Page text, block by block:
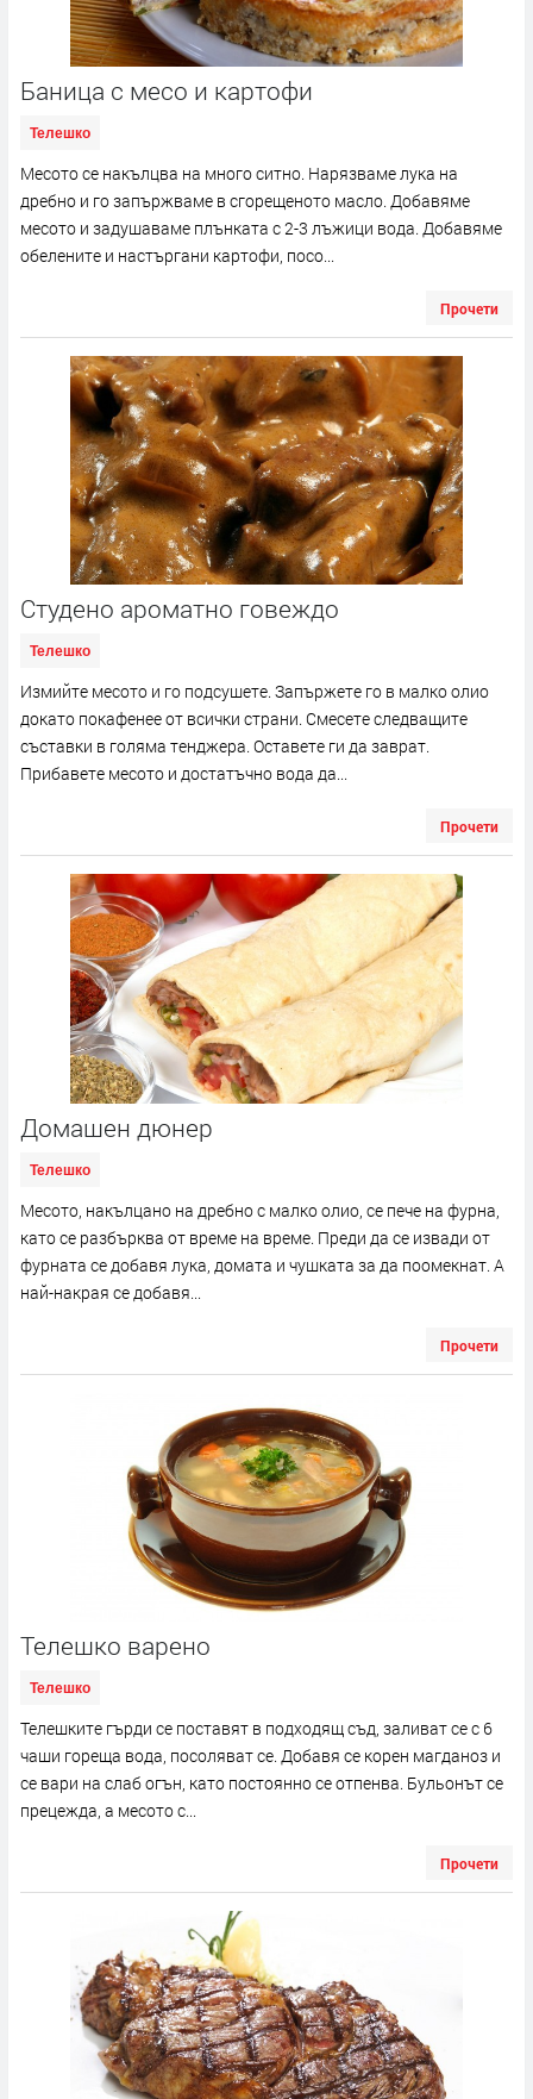
Баница с месо и картофи
Телешко
Месото се накълцва на много ситно. Нарязваме лука на
дребно и го запържваме в сгорещеното масло. Добавяме
месото и задушаваме плънката с 2-3 лъжици вода. Добавяме
обелените и настъргани картофи, посо...
Прочети
Студено ароматно говеждо
Телешко
Измийте месото и го подсушете. Запържете го в малко олио
докато покафенее от всички страни. Смесете следващите
съставки в голяма тенджера. Оставете ги да заврат.
Прибавете месото и достатъчно вода да...
Прочети
Домашен дюнер
Телешко
Месото, накълцано на дребно с малко олио, се пече на фурна,
като се разбърква от време на време. Преди да се извади от
фурната се добавя лука, домата и чушката за да поомекнат. А
най-накрая се добавя...
Прочети
Телешко варено
Телешко
Телешките гърди се поставят в подходящ съд, заливат се с 6
чаши гореща вода, посоляват се. Добавя се корен магданоз и
се вари на слаб огън, като постоянно се отпенва. Бульонът се
прецежда, а месото с...
Прочети